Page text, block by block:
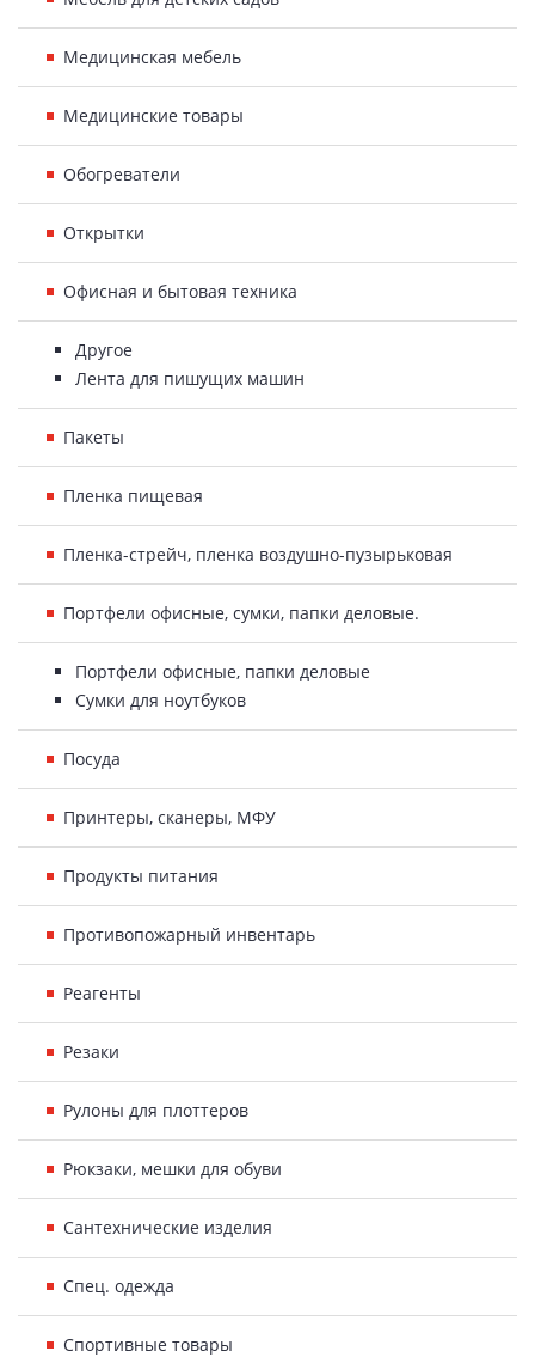
Медицинская мебель
Медицинские товары
Обогреватели
Открытки
Офисная и бытовая техника
Другое
Лента для пишущих машин
Пакеты
Пленка пищевая
Пленка-стрейч, пленка воздушно-пузырьковая
Портфели офисные, сумки, папки деловые.
Портфели офисные, папки деловые
Сумки для ноутбуков
Посуда
Принтеры, сканеры, МФУ
Продукты питания
Противопожарный инвентарь
Реагенты
Резаки
Рулоны для плоттеров
Рюкзаки, мешки для обуви
Сантехнические изделия
Спец. одежда
Спортивные товары